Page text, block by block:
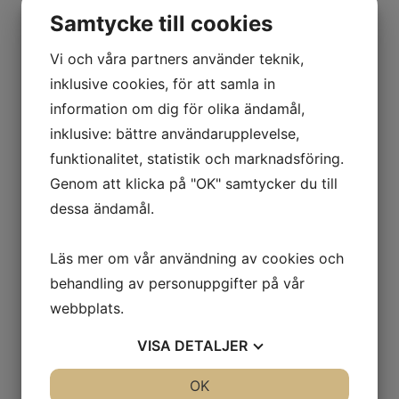
webbplats i denna webbläsare till nästa
gång jag skriver en kommentar.
Relaterade produkter
Vinkelslip Metabo W 13-125
Quick 1350W
1,659.00krExkl. moms
Samtycke till cookies
Vi och våra partners använder teknik,
inklusive cookies, för att samla in
information om dig för olika ändamål,
inklusive: bättre användarupplevelse,
funktionalitet, statistik och marknadsföring.
Genom att klicka på "OK" samtycker du till
dessa ändamål.
Läs mer om vår användning av cookies och
behandling av personuppgifter på vår
webbplats.
VISA DETALJER
OK